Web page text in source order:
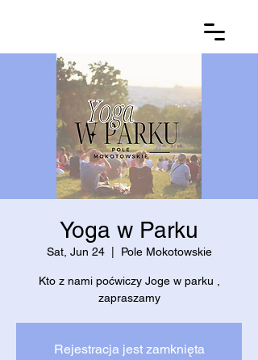
Yoga w Parku
Sat, Jun 24
  |
Pole Mokotowskie
Kto z nami poćwiczy Joge w parku ,
zapraszamy
Rejestracja jest zamknięta